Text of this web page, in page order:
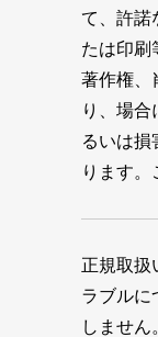
て、許諾
たは印刷
著作権、
り、場
るいは損
ります。
正規取扱
ラブルに
しません